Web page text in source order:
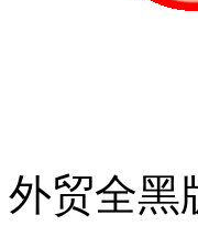
外贸全黑